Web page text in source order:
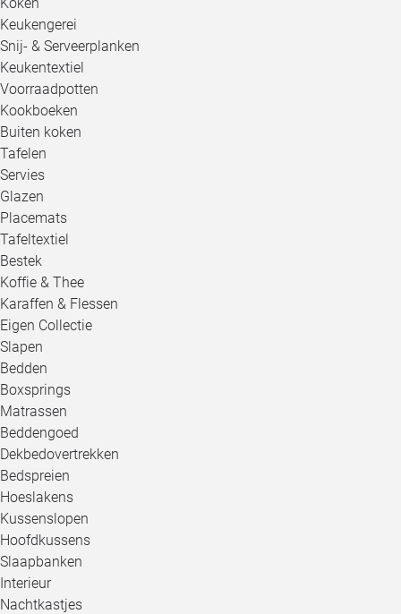
Keukengerei
Snij- & Serveerplanken
Keukentextiel
Voorraadpotten
Kookboeken
Buiten koken
Tafelen
Servies
Glazen
Placemats
Tafeltextiel
Bestek
Koffie & Thee
Karaffen & Flessen
Eigen Collectie
Slapen
Bedden
Boxsprings
Matrassen
Beddengoed
Dekbedovertrekken
Bedspreien
Hoeslakens
Kussenslopen
Hoofdkussens
Slaapbanken
Interieur
Nachtkastjes